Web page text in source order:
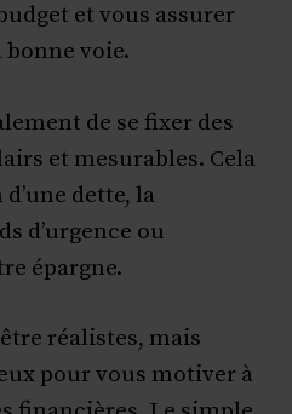
et vous assurer
bonne voie.
de se fixer des
et mesurables. Cela
dette, la
d’urgence ou
épargne.
réalistes, mais
pour vous motiver à